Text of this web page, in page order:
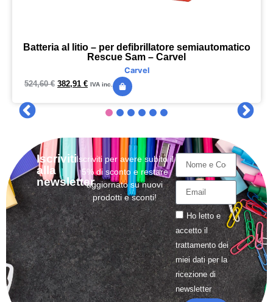
Batteria al litio – per defibrillatore semiautomatico
Rescue Sam – Carvel
Carvel
524,60€ 382,91 € IVA inc.
Iscriviti
alla
newsletter
Iscriviti per avere subito il
5% di sconto e restare
aggiornato su nuovi
prodotti e sconti!
Ho letto e
accetto il
trattamentodei
miei dati per la
ricezione di
newsletter